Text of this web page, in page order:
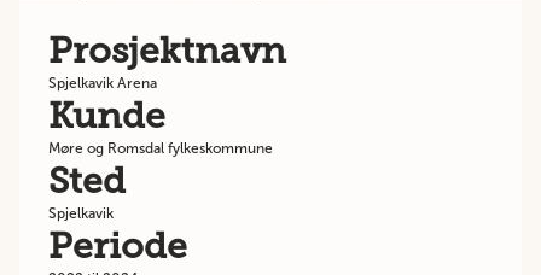
Prosjektnavn
Spjelkavik Arena
Kunde
Møre og Romsdal fylkeskommune
Sted
Spjelkavik
Periode